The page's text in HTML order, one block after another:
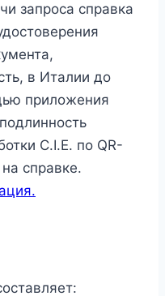
запроса справка
в Италии до
приложения
C.I.E. по QR-
справке.